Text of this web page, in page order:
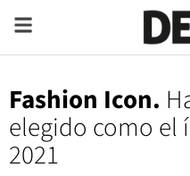
Fashion Icon.
elegido como el
2021